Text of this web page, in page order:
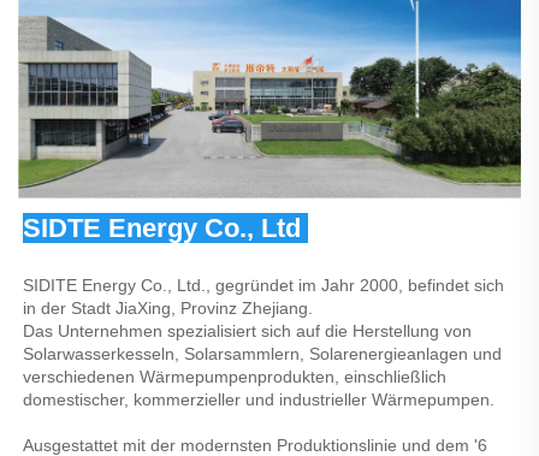
SIDTE Energy Co., Ltd
SIDITE Energy Co., Ltd., gegründet im Jahr 2000, befindet sich
in der Stadt JiaXing, Provinz Zhejiang.
Das Unternehmen spezialisiert sich auf die Herstellung von
Solarwasserkesseln, Solarsammlern, Solarenergieanlagen und
verschiedenen Wärmepumpenprodukten, einschließlich
domestischer, kommerzieller und industrieller Wärmepumpen.
Ausgestattet mit der modernsten Produktionslinie und dem '6